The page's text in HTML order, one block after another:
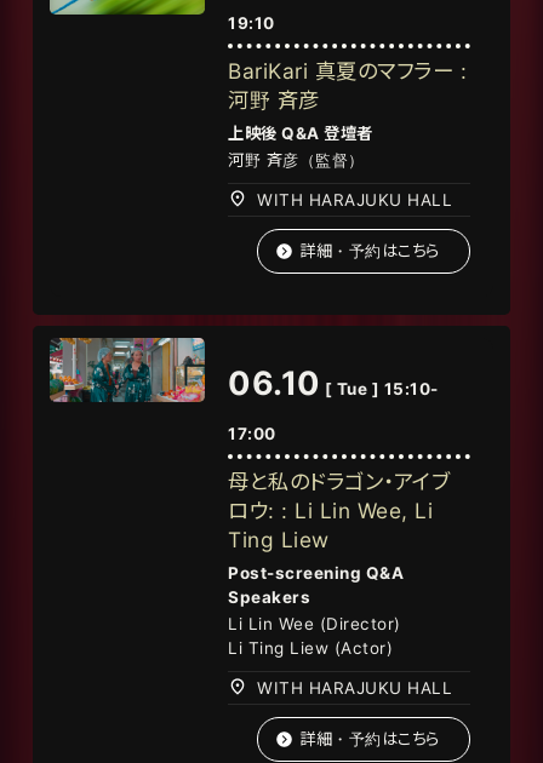
19:10
BariKari 真夏のマフラー :
河野 斉彦
上映後 Q&A 登壇者
河野 斉彦（監督）
WITH HARAJUKU HALL
詳細・予約はこちら
06.10 [ Tue ] 15:10-
17:00
母と私のドラゴン・アイブ
ロウ: : Li Lin Wee, Li
Ting Liew
Post-screening Q&A
Speakers
Li Lin Wee (Director)
Li Ting Liew (Actor)
WITH HARAJUKU HALL
詳細・予約はこちら